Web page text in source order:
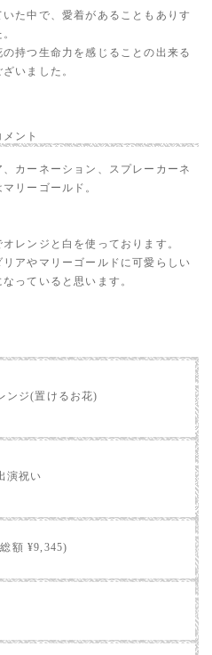
た中で、愛着があることもありす
持つ生命力を感じることの出来る
いました。
ント
カーネーション、スプレーカーネ
リーゴールド。
レンジと白を使っております。
アやマリーゴールドに可愛らしい
っていると思います。
ンジ(置けるお花)
演祝い
額 ¥9,345)